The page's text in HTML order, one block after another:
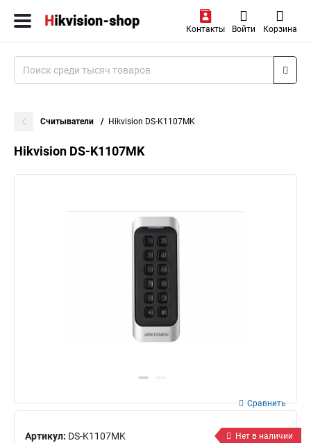
Контакты Войти Корзина
Считыватели Hikvision DS-K1107MK
Hikvision DS-K1107MK
Артикул: DS-K1107MK
Сравнить
Нет в наличии